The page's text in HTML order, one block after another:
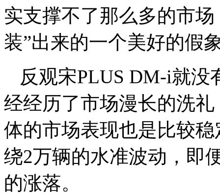
实支撑不了那么多的市
装”出来的一个美好的假
反观宋PLUS DM-i就
经经历了市场漫长的洗
体的市场表现也是比较
绕2万辆的水准波动，即
的涨落。